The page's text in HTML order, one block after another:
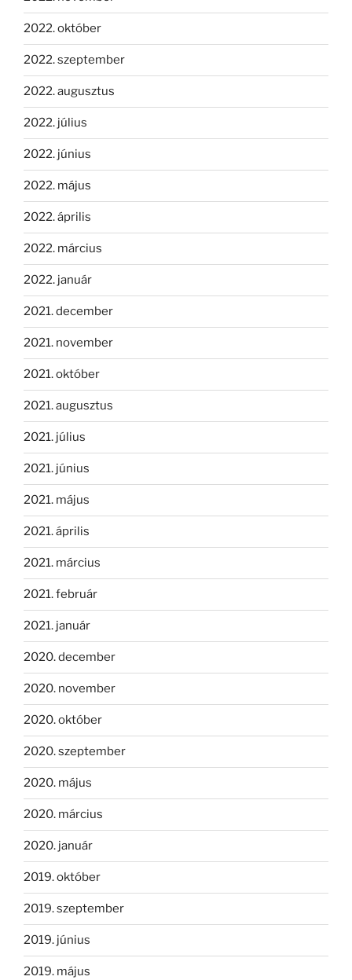
2022. október
2022. szeptember
2022. augusztus
2022. július
2022. június
2022. május
2022. április
2022. március
2022. január
2021. december
2021. november
2021. október
2021. augusztus
2021. július
2021. június
2021. május
2021. április
2021. március
2021. február
2021. január
2020. december
2020. november
2020. október
2020. szeptember
2020. május
2020. március
2020. január
2019. október
2019. szeptember
2019. június
2019. május